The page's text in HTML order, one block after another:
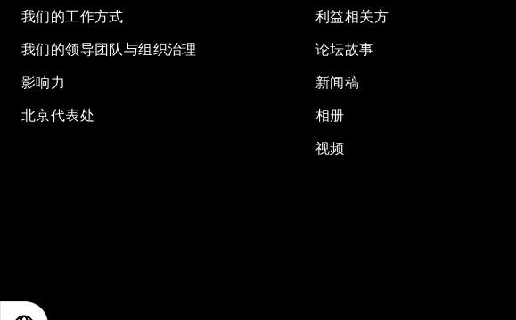
我们的工作方式
我们的领导团队与组织治理
影响力
北京代表处
利益相关方
论坛故事
新闻稿
相册
视频